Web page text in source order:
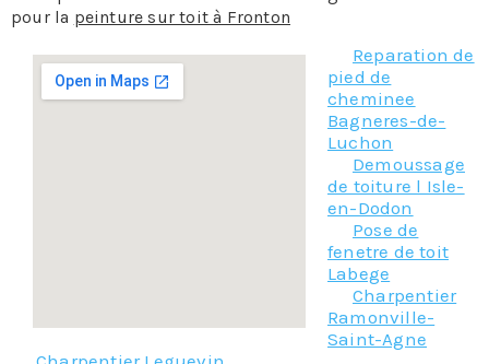
pour la peinture sur toit à Fronton
Reparation de
pied de
cheminee
Bagneres-de-
Luchon
Demoussage
de toiture l Isle-
en-Dodon
Pose de
fenetre de toit
Labege
Charpentier
Ramonville-
Saint-Agne